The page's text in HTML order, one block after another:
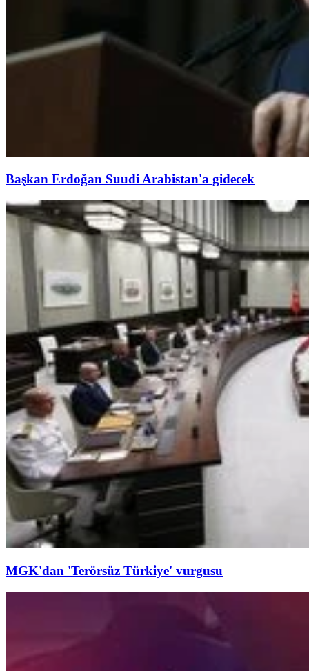
Başkan Erdoğan Suudi Arabistan'a gidecek
MGK'dan 'Terörsüz Türkiye' vurgusu